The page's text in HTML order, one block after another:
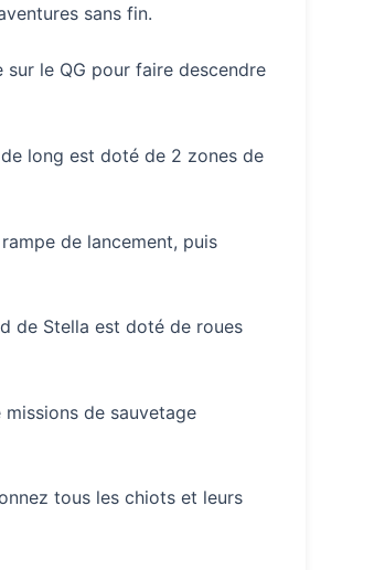
sans fin.
le QG pour faire descendre
de long est doté de 2 zones de
de lancement, puis
de Stella est doté de roues
de sauvetage
tous les chiots et leurs